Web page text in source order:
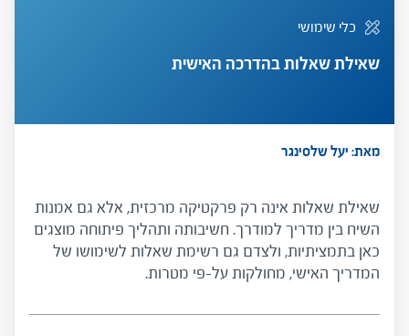
כלי שימושי
שאילת שאלות בהדרכה האישית
מאת: יעל שלסינגר
שאילת שאלות אינה רק פרקטיקה מרכזית, אלא גם אמנות
השיח בין מדריך למודרך. חשיבותה ותהליך פיתוחה מוצגים
כאן בתמציתיות, ולצדם גם רשימת שאלות לשימושו של
המדריך האישי, מחולקות על-פי מטרות.